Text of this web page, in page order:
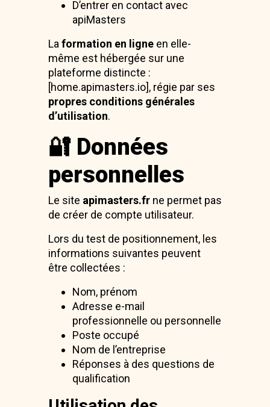
D’entrer en contact avec
apiMasters
Laformation en ligne en elle-
même est hébergée sur une
plateforme distincte :
[home.apimasters.io], régie par ses
propres conditions générales
d’utilisation.
🔐 Données
personnelles
Le site apimasters.fr ne permet pas
de créer de compte utilisateur.
Lors du test de positionnement, les
informations suivantes peuvent
être collectées :
Nom, prénom
Adresse e-mail
professionnelle ou personnelle
Poste occupé
Nom de l’entreprise
Réponses à des questions de
qualification